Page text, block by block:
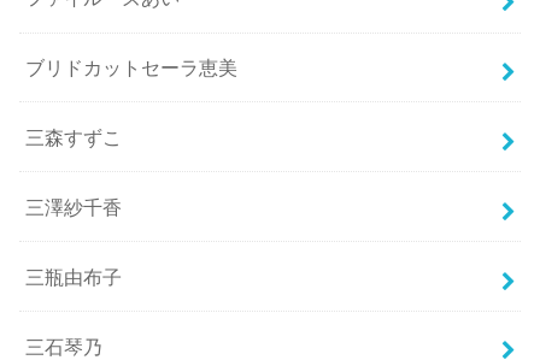
ブリドカットセーラ恵美
三森すずこ
三澤紗千香
三瓶由布子
三石琴乃